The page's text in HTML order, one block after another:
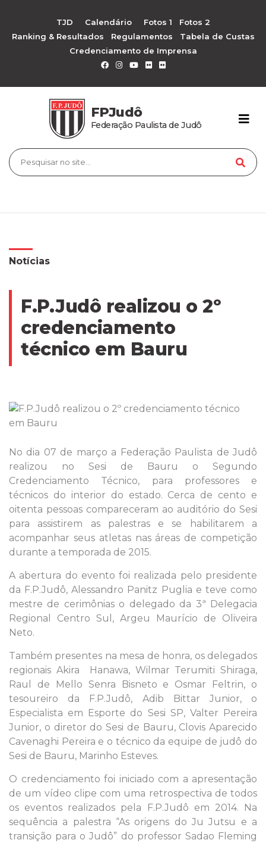
TJD Calendário Fotos 1
Fotos 2
Ranking & Resultados
Regulamentos
Tabela de Custas
Credenciamento de Imprensa
FPJudô
Federação Paulista de Judô
Notícias
F.P.Judô realizou o 2º
credenciamento
técnico em Bauru
No dia 07 de março a Federação Paulista de Judô
realizou no Sesi de Bauru o Segundo
Credenciamento Técnico, para professores e
técnicos do interior do estado. Cerca de cento e
oitenta pessoas compareceram ao auditório do Sesi
para assistirem as palestras e se habilitarem a
acompanhar seus atletas nas áreas de competição
durante a temporada de 2015.
A abertura do evento foi realizada pelo presidente
da F.P.Judô, Alessandro Panitz Puglia e teve como
mestre de cerimônias o delegado da 3ª Delegacia
Regional Centro Sul, Argeu Maurício de Oliveira
Neto.
Também presentes na mesa de honra, os delegados
regionais Akira Hanawa, Wilmar Terumiti Shiraga,
Raul de Mello Senra Bisneto e Osmar Feltrin, o
tesoureiro da F.P.Judô, Adib Bittar Junior, o
Especialista em Esporte do Sesi SP, Valter Pereira
Junior, o diretor do Sesi de Bauru, Clovis Aparecido
Cavenaghi Pereira e o técnico da equipe de judô do
Sesi de Bauru, Marinho Esteves.
O credenciamento foi iniciado com a apresentação
de um vídeo clipe com uma retrospectiva de todos
os eventos realizados pela F.P.Judô em 2014. Na
sequência a palestra “As origens do Ju Jutsu e a
transição para o Judô” do professor Sadao Fleming